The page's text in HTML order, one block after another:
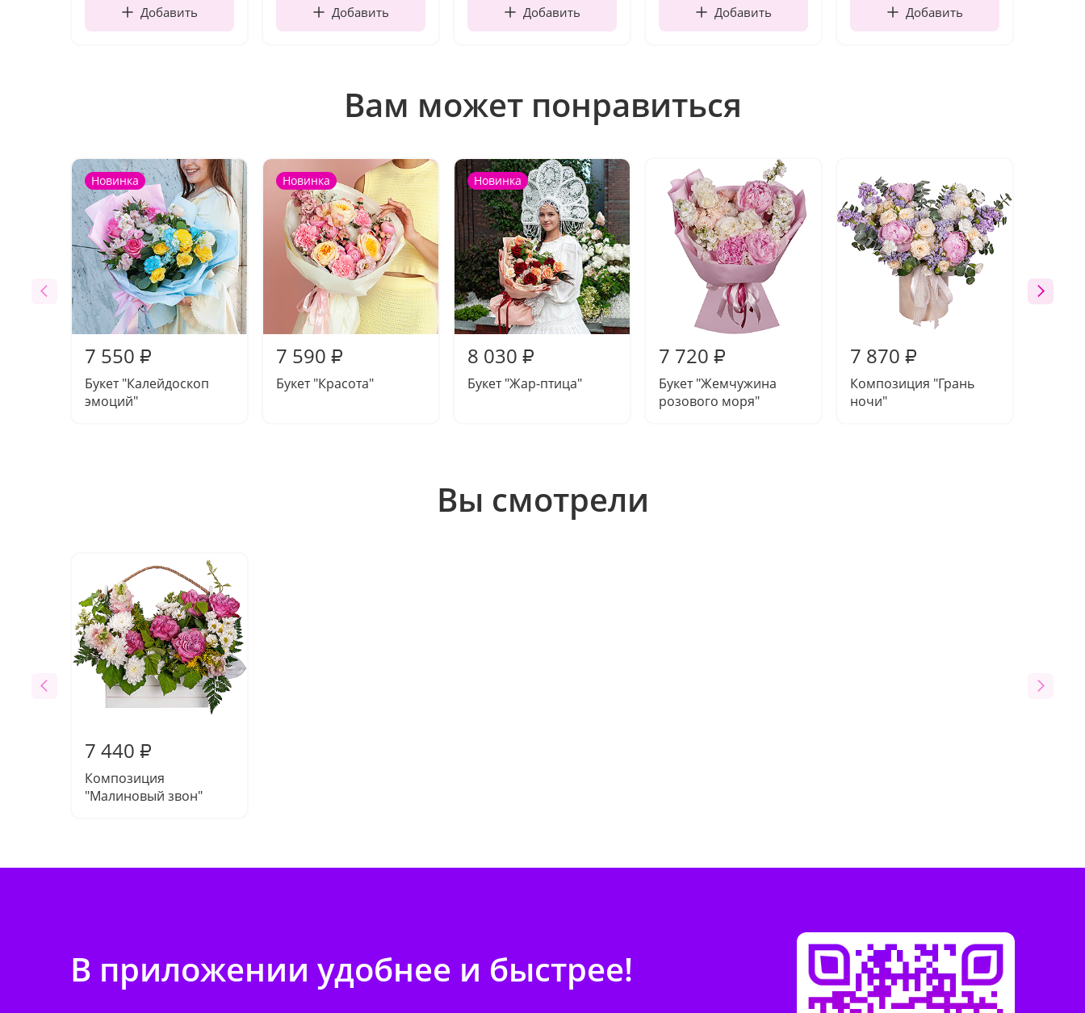
Добавить Добавить Добавить Добавить Добавить
Вам может понравиться
Новинка
7 550 ₽
Букет "Калейдоскоп
эмоций"
Новинка
7 590 ₽
Букет "Красота"
Новинка
8 030 ₽
Букет "Жар-птица"
7 720 ₽
Букет "Жемчужина
розового моря"
7 870 ₽
Композиция "Грань
ночи"
Вы смотрели
7 440 ₽
Композиция
"Малиновый звон"
В приложении удобнее и быстрее!